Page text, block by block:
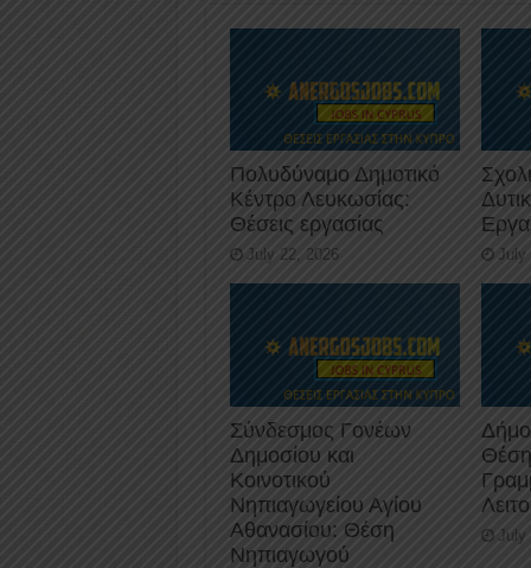
k
Πολυδύναμο Δημοτικό
Κέντρο Λευκωσίας:
Θέσεις εργασίας
July 22, 2026 July
Σύνδεσμος Γονέων
Δημοσίου και
Κοινοτικού
Νηπιαγωγείου Αγίου
Αθανασίου: Θέση
Νηπιαγωγού
July